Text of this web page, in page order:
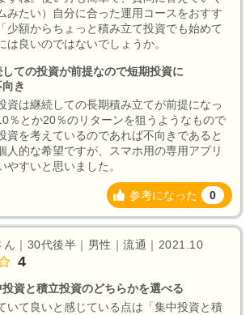
みたい）自分に合った運用コースをおすす
少額からちょっと積み立て投資でも始めて
は良いのではないでしょうか。
ての投資が前提なので短期投資に
き
資は継続しての長期積み立てが前提になっ
％とか20％のリターンを狙うようなもので
資を考えているのであれば不向きであると
人的な希望ですが、スマホ用の専用アプリ
やすいと思いました。
参考になった 0
ん｜30代後半｜男性｜流通｜2021.10
4
資と積立投資のどちらかを選べる
いて良いと感じている点は「集中投資と積